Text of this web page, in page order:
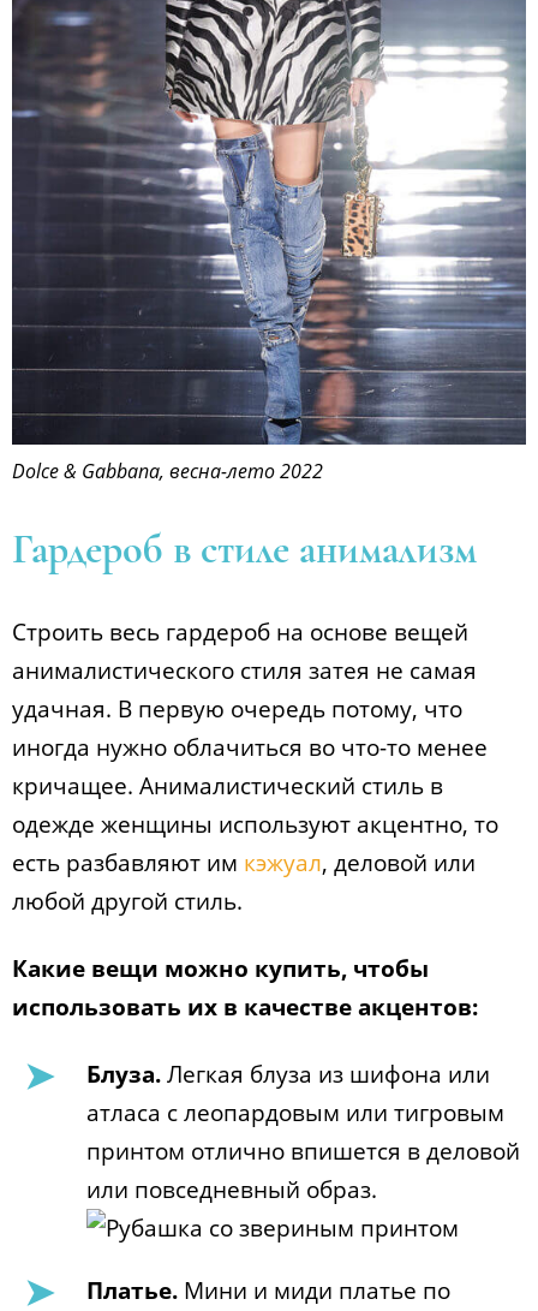
Dolce & Gabbana, весна-лето 2022
Гардероб в стиле анимализм
Строить весь гардероб на основе вещей
анималистического стиля затея не самая
удачная. В первую очередь потому, что
иногда нужно облачиться во что-то менее
кричащее. Анималистический стиль в
одежде женщины используют акцентно, то
есть разбавляют им кэжуал, деловой или
любой другой стиль.
Какие вещи можно купить, чтобы
использовать их в качестве акцентов:
Блуза.Легкая блуза из шифона или
атласа с леопардовым или тигровым
принтом отлично впишется в деловой
или повседневный образ.
Платье. Мини и миди платье по